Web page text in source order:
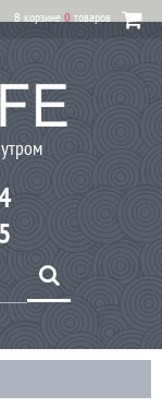
В корзине 0 товаров